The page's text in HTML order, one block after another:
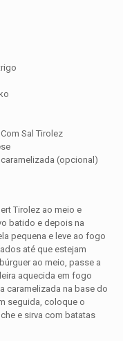
Sal Tirolez
(opcional)
Tirolez ao meio e
batido e depois na
pequena e leve ao fogo
até que estejam
ao meio, passe a
aquecida em fogo
caramelizada na base do
seguida, coloque o
e sirva com batatas